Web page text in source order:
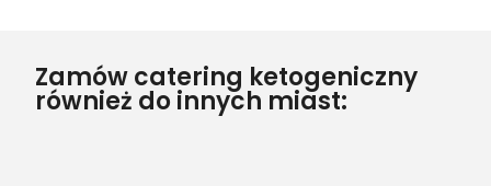
Zamów catering ketogeniczny
również do innych miast: